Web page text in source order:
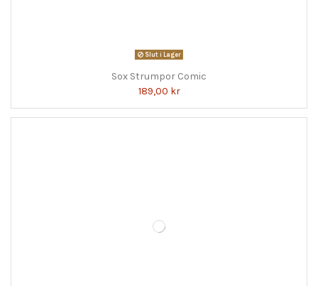
Slut i Lager
Sox Strumpor Comic
189,00 kr